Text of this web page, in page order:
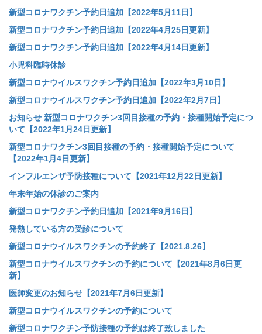
新型コロナワクチン予約日追加【2022年5月11日】
新型コロナワクチン予約日追加【2022年4月25日更新】
新型コロナワクチン予約日追加【2022年4月14日更新】
小児科臨時休診
新型コロナウイルスワクチン予約日追加【2022年3月10日】
新型コロナウイルスワクチン予約日追加【2022年2月7日】
お知らせ 新型コロナワクチン3回目接種の予約・接種開始予定につ
いて【2022年1月24日更新】
新型コロナワクチン3回目接種の予約・接種開始予定について
【2022年1月4日更新】
インフルエンザ予防接種について【2021年12月22日更新】
年末年始の休診のご案内
新型コロナワクチン予約日追加【2021年9月16日】
発熱している方の受診について
新型コロナウイルスワクチンの予約終了【2021.8.26】
新型コロナウイルスワクチンの予約について【2021年8月6日更
新】
医師変更のお知らせ【2021年7月6日更新】
新型コロナウイルスワクチンの予約について
新型コロナワクチン予防接種の予約は終了致しました